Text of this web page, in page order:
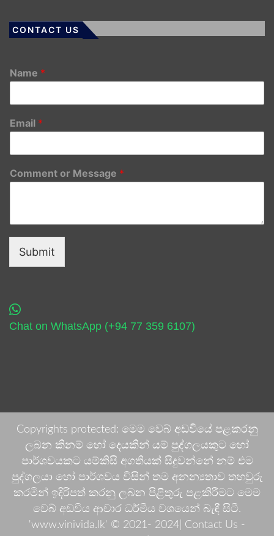
CONTACT US
Name *
Email *
Comment or Message *
Submit
Chat on WhatsApp (+94 77 359 6107)
Copyrights protected: මෙම වෙබ් අඩවියේ පළකරනු
ලබන කිනම් හෝ දෙයකින් යම් පුද්ගලයකුට හෝ
පාර්ශවයකට යම්කිසි අගතියක් සිදුවන්නේ නම් එම
පුද්ගලයා හෝ පාර්ශවය විසින් තම අනන්‍යතාව තහවුරු
කරමින් ඉදිරිපත් කරනු ලබන පිළිතුරු පළකිරීමට මෙම
වෙබ් අඩවිය ආචාර ධර්මීය වශයෙන් බැඳී සිටී.
'www.vinivida.lk' © 2021- 2024| Contact Us -